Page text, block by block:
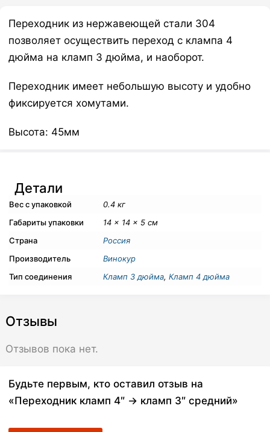
Переходник из нержавеющей стали 304
позволяет осуществить переход с клампа 4
дюйма на кламп 3 дюйма, и наоборот.
Переходник имеет небольшую высоту и удобно
фиксируется хомутами.
Высота: 45мм
Детали
Вес с упаковкой
0.4 кг
Габариты упаковки
14 × 14 × 5 см
Страна
Россия
Производитель
Винокур
Тип соединения
Кламп 3 дюйма, Кламп 4 дюйма
Отзывы
Отзывов пока нет.
Будьте первым, кто оставил отзыв на
«Переходник кламп 4″ → кламп 3″ средний»